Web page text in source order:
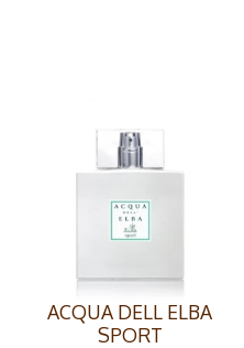
ACQUA DELL ELBA
SPORT